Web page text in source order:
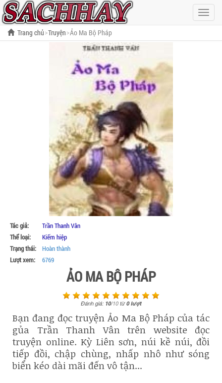
Hiện
menu
Trang chủ Truyện Ảo Ma Bộ Pháp
Tác giả:
Trần Thanh Vân
Thể loại:
Kiếm hiệp
Trạng thái:
Hoàn thành
Lượt xem:
6769
ẢO MA BỘ PHÁP
Đánh giá: 10/10từ0lượt
Bạn đang đọc truyện Ảo Ma Bộ Pháp của tác
gủa Trần Thanh Vân trên website đọc
truyện online. Kỳ Liên sơn, núi kề núi, đồi
tiếp đồi, chập chùng, nhấp nhô như sóng
biển kéo dài mãi đến vô tận...